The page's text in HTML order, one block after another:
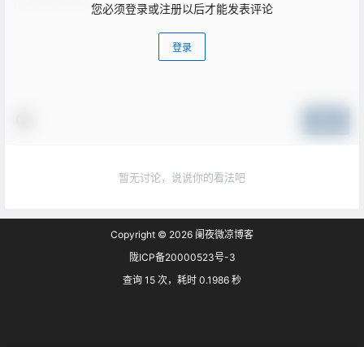
您必须登录或注册以后才能发表评论
登录
暂无讨论，说说你的看法吧
Copyright © 2026 阑夜微凉博客
陇ICP备20000523号-3
查询 15 次，耗时 0.1986 秒